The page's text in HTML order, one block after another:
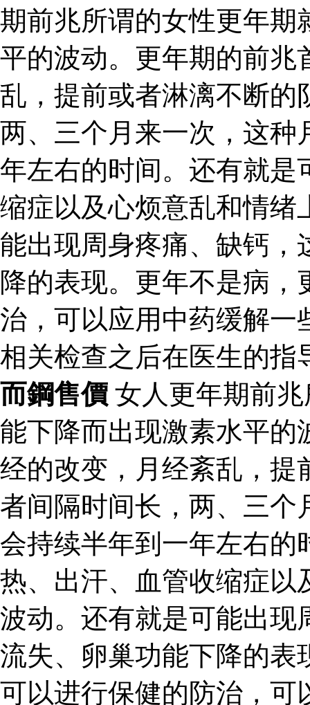
期前兆所谓的女性更年期
平的波动。更年期的前兆
乱，提前或者淋漓不断的
两、三个月来一次，这种
年左右的时间。还有就是
缩症以及心烦意乱和情绪
能出现周身疼痛、缺钙，
降的表现。更年不是病
治，可以应用中药缓解一
相关检查之后在医生的
而鋼售價 女人更年期前
能下降而出现激素水平的
经的改变，月经紊乱，提
者间隔时间长，两、三个
会持续半年到一年左右的
热、出汗、血管收缩症以
波动。还有就是可能出现
流失、卵巢功能下降的表
可以进行保健的防治，可